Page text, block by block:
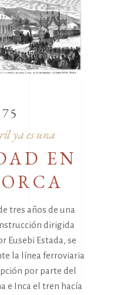
ya es una
EN
tres años de una
dirigida
Eusebi Estada, se
la línea ferroviaria
por parte del
e Inca el tren hacía